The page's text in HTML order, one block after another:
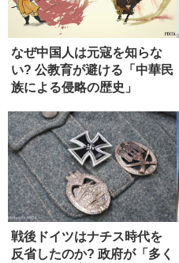
なぜ中国人は元寇を知らな
い? 公教育が避ける「中華民
族による侵略の歴史」
戦後ドイツはナチス時代を
反省したのか? 政府が「多く